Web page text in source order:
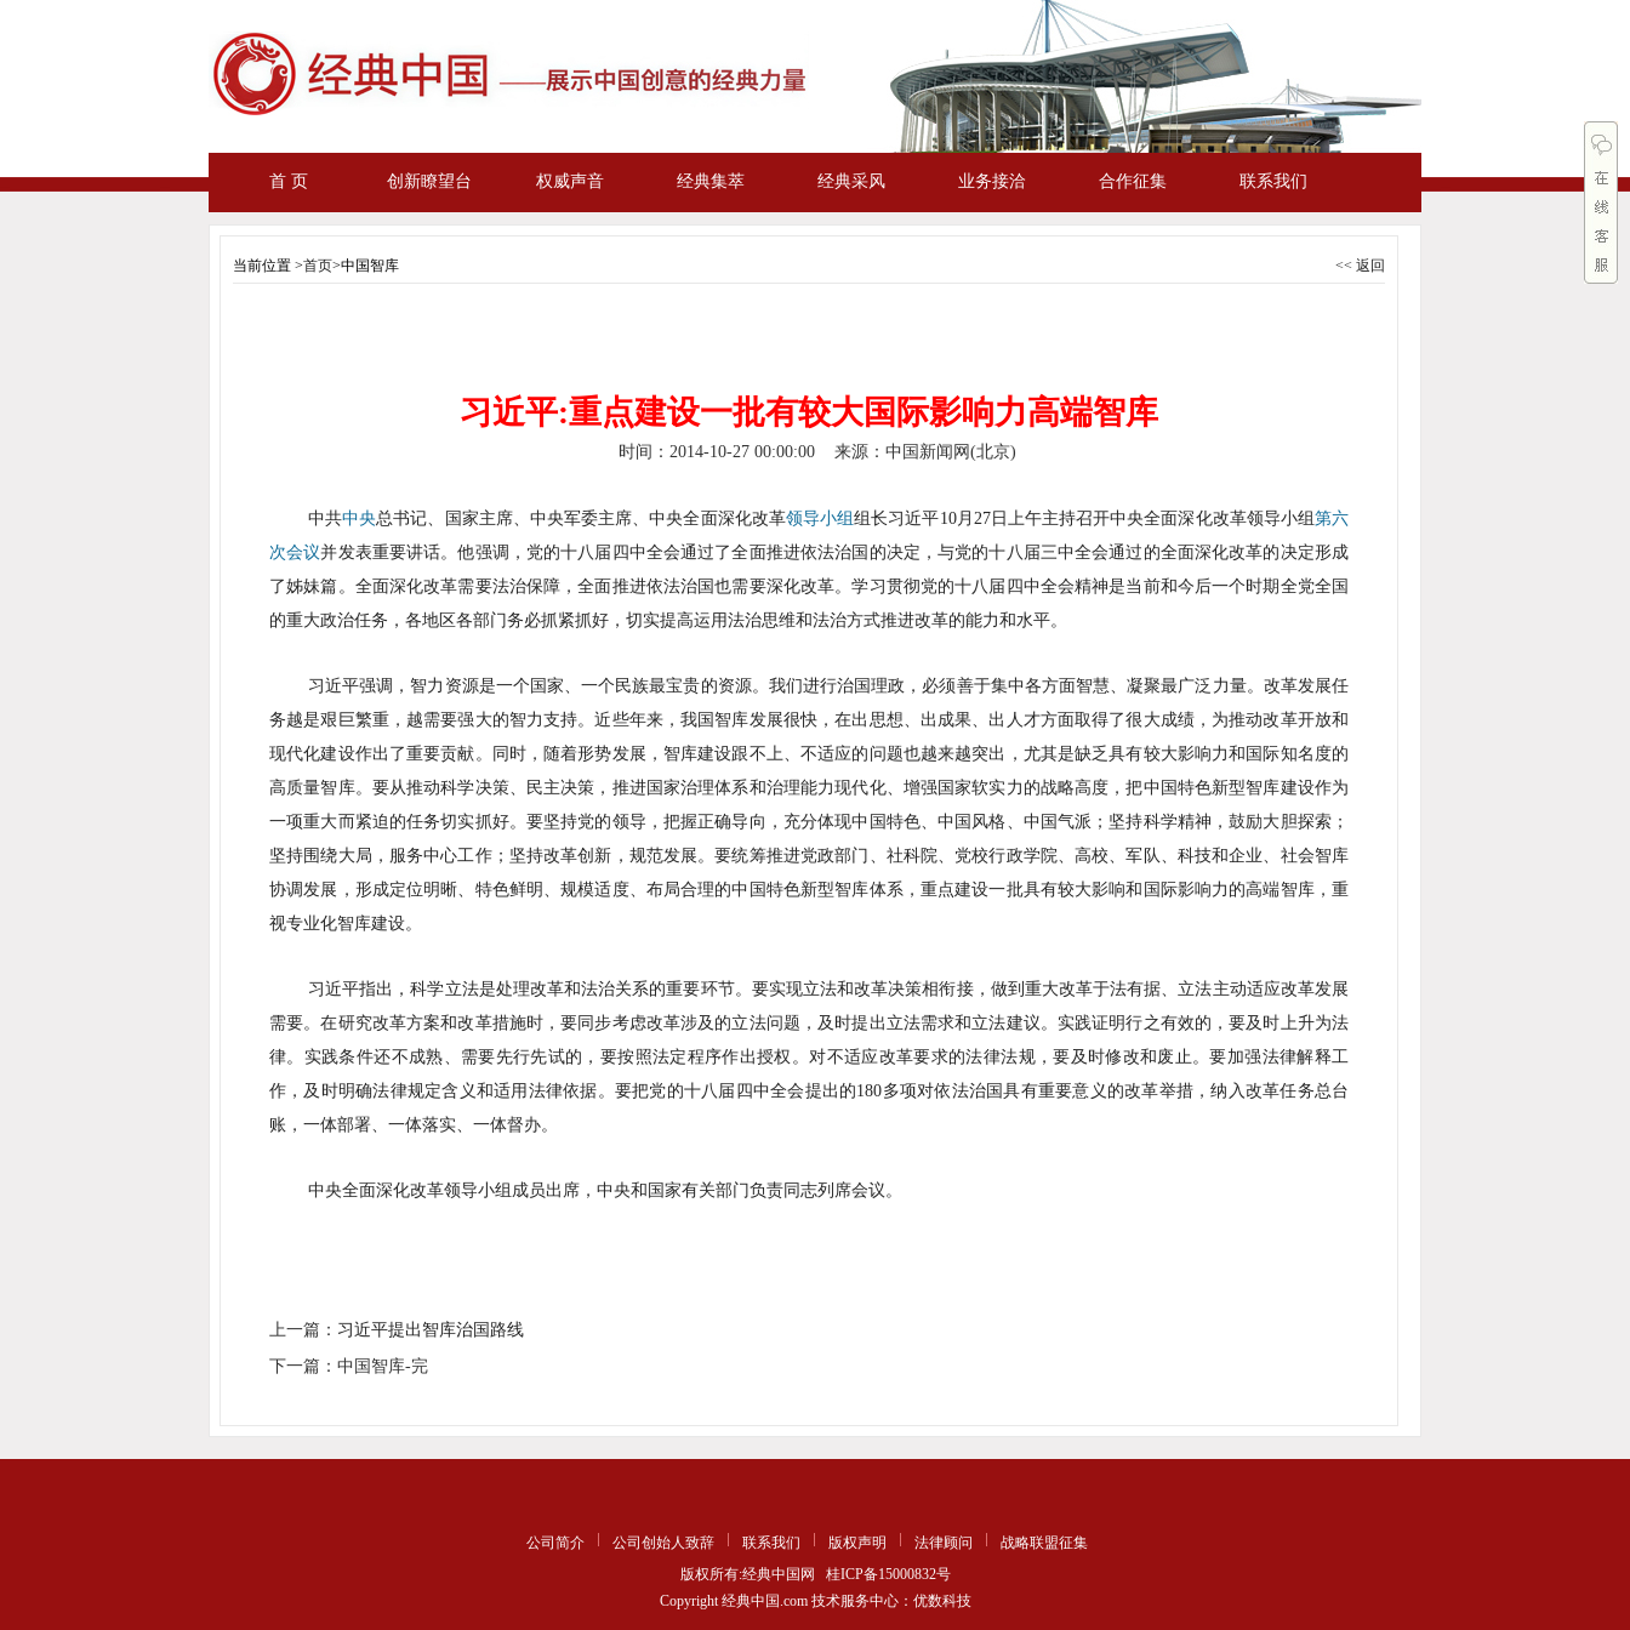
首 页 创新瞭望台 权威声音 经典集萃 经典采风 业务接洽 合作征集 联系我们
当前位置 >首页>中国智库 << 返回
习近平:重点建设一批有较大国际影响力高端智库
时间： 2014-10-27 00:00:00 来源：中国新闻网(北京)
中共中央总书记、国家主席、中央军委主席、中央全面深化改革领导小组组长习近平10月27日上午主持召开中央全面深化改革领导小组 第六
次会议并发表重要讲话。他强调，党的十八届四中全会通过了全面推进依法治国的决定，与党的十八届三中全会通过的全面深化改革的决定形成
了姊妹篇。全面深化改革需要法治保障，全面推进依法治国也需要深化改革。学习贯彻党的十八届四中全会精神是当前和今后一个时期全党全国
的重大政治任务，各地区各部门务必抓紧抓好，切实提高运用法治思维和法治方式推进改革的能力和水平。
习近平强调，智力资源是一个国家、一个民族最宝贵的资源。我们进行治国理政，必须善于集中各方面智慧、凝聚最广泛力量。改革发展任
务越是艰巨繁重，越需要强大的智力支持。近些年来，我国智库发展很快，在出思想、出成果、出人才方面取得了很大成绩，为推动改革开放和
现代化建设作出了重要贡献。同时，随着形势发展，智库建设跟不上、不适应的问题也越来越突出，尤其是缺乏具有较大影响力和国际知名度的
高质量智库。要从推动科学决策、民主决策，推进国家治理体系和治理能力现代化、增强国家软实力的战略高度，把中国特色新型智库建设作为
一项重大而紧迫的任务切实抓好。要坚持党的领导，把握正确导向，充分体现中国特色、中国风格、中国气派；坚持科学精神，鼓励大胆探索；
坚持围绕大局，服务中心工作；坚持改革创新，规范发展。要统筹推进党政部门、社科院、党校行政学院、高校、军队、科技和企业、社会智库
协调发展，形成定位明晰、特色鲜明、规模适度、布局合理的中国特色新型智库体系，重点建设一批具有较大影响和国际影响力的高端智库，重
视专业化智库建设。
习近平指出，科学立法是处理改革和法治关系的重要环节。要实现立法和改革决策相衔接，做到重大改革于法有据、立法主动适应改革发展
需要。在研究改革方案和改革措施时，要同步考虑改革涉及的立法问题，及时提出立法需求和立法建议。实践证明行之有效的，要及时上升为法
律。实践条件还不成熟、需要先行先试的，要按照法定程序作出授权。对不适应改革要求的法律法规，要及时修改和废止。要加强法律解释工
作，及时明确法律规定含义和适用法律依据。要把党的十八届四中全会提出的180多项对依法治国具有重要意义的改革举措，纳入改革任务总台
账，一体部署、一体落实、一体督办。
中央全面深化改革领导小组成员出席，中央和国家有关部门负责同志列席会议。
上一篇： 习近平提出智库治国路线
下一篇：中国智库-完
公司简介 公司创始人致辞 联系我们 版权声明 法律顾问
战略联盟征集
版权所有:经典中国网 桂ICP备15000832号
Copyright 经典中国.com 技术服务中心：优数科技